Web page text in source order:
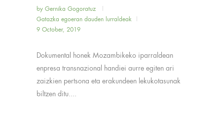
by Gernika Gogoratuz
Gatazka egoeran dauden lurraldeak
9 October, 2019
Dokumental honek Mozambikeko iparraldean
enpresa transnazional handiei aurre egiten ari
zaizkien pertsona eta erakundeen lekukotasunak
biltzen ditu....